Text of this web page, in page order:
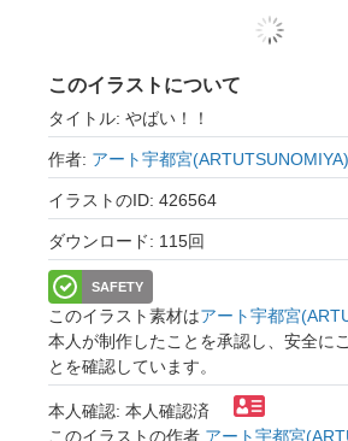
このイラストについて
タイトル: やばい！！
作者: アート宇都宮(ARTUTSUNOMIYA)
イラストのID: 426564
ダウンロード: 115回
SAFETY
このイラスト素材はアート宇都宮
本人が制作したことを承認し、安全に
とを確認しています。
本人確認: 本人確認済
このイラストの作者 アート宇都宮